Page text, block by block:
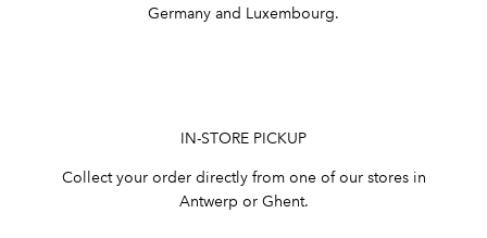
Germany and Luxembourg.
IN-STORE PICKUP
Collect your order directly from one of our stores in
Antwerp or Ghent.